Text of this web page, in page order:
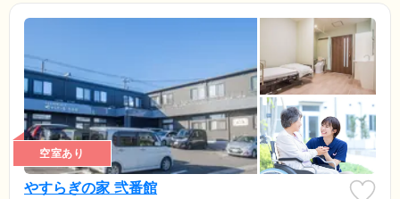
空室あり
やすらぎの家 弐番館